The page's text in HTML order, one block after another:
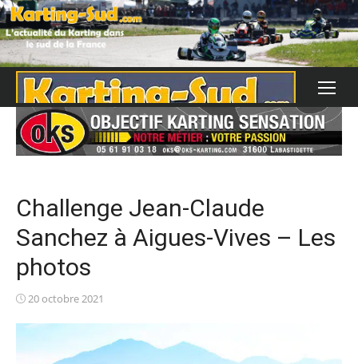
Skip
to
content
Challenge Jean-Claude
Sanchez à Aigues-Vives – Les
photos
Posted
20 octobre 2021